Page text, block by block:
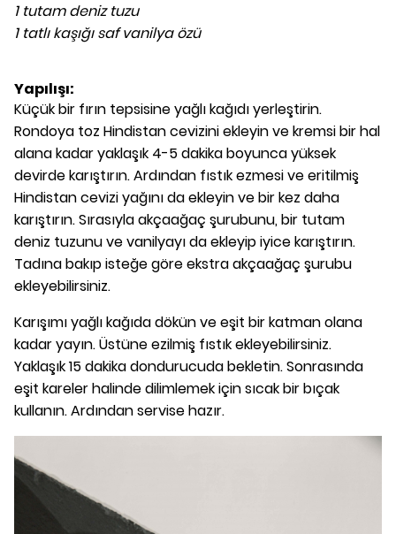
1 tutam deniz tuzu
1 tatlı kaşığı saf vanilya özü
Yapılışı:
Küçük bir fırın tepsisine yağlı kağıdı yerleştirin.
Rondoya toz Hindistan cevizini ekleyin ve kremsi bir hal
alana kadar yaklaşık 4-5 dakika boyunca yüksek
devirde karıştırın. Ardından fıstık ezmesi ve eritilmiş
Hindistan cevizi yağını da ekleyin ve bir kez daha
karıştırın. Sırasıyla akçaağaç şurubunu, bir tutam
deniz tuzunu ve vanilyayı da ekleyip iyice karıştırın.
Tadına bakıp isteğe göre ekstra akçaağaç şurubu
ekleyebilirsiniz.
Karışımı yağlı kağıda dökün ve eşit bir katman olana
kadar yayın. Üstüne ezilmiş fıstık ekleyebilirsiniz.
Yaklaşık 15 dakika dondurucuda bekletin. Sonrasında
eşit kareler halinde dilimlemek için sıcak bir bıçak
kullanın. Ardından servise hazır.